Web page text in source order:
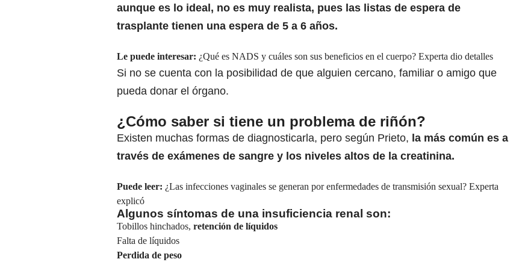
aunque es lo ideal, no es muy realista, pues las listas de espera de
trasplante tienen una espera de 5 a 6 años.
Le puede interesar: ¿Qué es NADS y cuáles son sus beneficios en el cuerpo? Experta dio detalles
Si no se cuenta con la posibilidad de que alguien cercano, familiar o amigo que
pueda donar el órgano.
¿Cómo saber si tiene un problema de riñón?
Existen muchas formas de diagnosticarla, pero según Prieto, la más común es a
través de exámenes de sangre y los niveles altos de la creatinina.
Puede leer: ¿Las infecciones vaginales se generan por enfermedades de transmisión sexual? Experta
explicó
Algunos síntomas de una insuficiencia renal son:
Tobillos hinchados, retención de líquidos
Falta de líquidos
Perdida de peso